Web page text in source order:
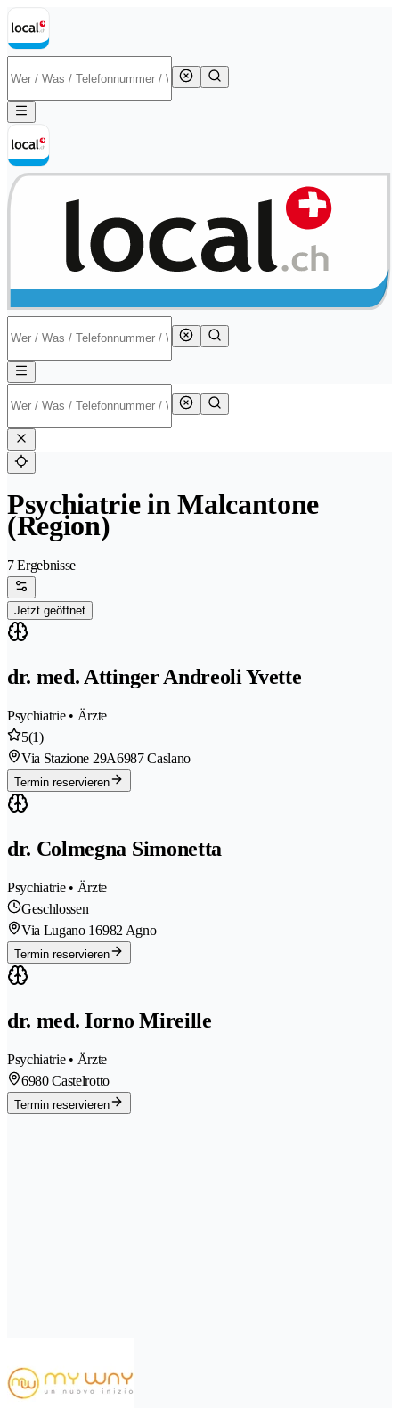
Psychiatrie in Malcantone
(Region)
7 Ergebnisse
Jetzt geöffnet
dr. med. Attinger Andreoli Yvette
Psychiatrie • Ärzte
5(1)
Via Stazione 29A6987 Caslano
Termin reservieren
dr. Colmegna Simonetta
Psychiatrie • Ärzte
Geschlossen
Via Lugano 16982 Agno
Termin reservieren
dr. med. Iorno Mireille
Psychiatrie • Ärzte
6980 Castelrotto
Termin reservieren